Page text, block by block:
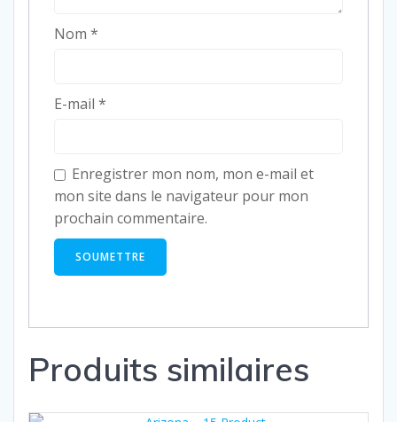
Nom *
E-mail *
Enregistrer mon nom, mon e-mail et
mon site dans le navigateur pour mon
prochain commentaire.
Produits similaires